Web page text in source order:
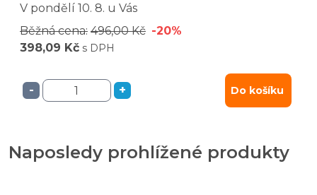
V pondělí 10. 8. u Vás
Běžná cena: 496,00 Kč -20%
398,09 Kč s DPH
- + Do košíku
Naposledy prohlížené produkty